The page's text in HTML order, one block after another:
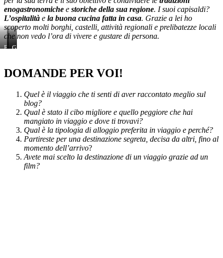
enogastronomiche e storiche della sua regione. I suoi capisaldi?
L’ospitalità e la buona cucina fatta in casa. Grazie a lei ho
scoperto molti borghi, castelli, attività regionali e prelibatezze locali
che non vedo l’ora di vivere e gustare di persona.
Elisa
&
Fuggi
Alice
Lost
Bag
Giovanna
per
Passione
DOMANDE PER VOI!
Quel è il viaggio che ti senti di aver raccontato meglio sul
blog?
Qual è stato il cibo migliore e quello peggiore che hai
mangiato in viaggio e dove ti trovavi?
Qual è la tipologia di alloggio preferita in viaggio e perché?
Partireste per una destinazione segreta, decisa da altri, fino al
momento dell’arrivo?
Avete mai scelto la destinazione di un viaggio grazie ad un
film?